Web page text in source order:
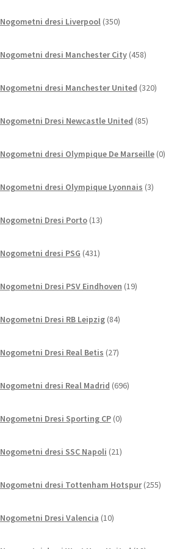
Nogometni dresi Liverpool 350izdelkov
Nogometni dresi Manchester City 458izdelkov
Nogometni dresi Manchester United 320izdelkov
Nogometni Dresi Newcastle United 85izdelkov
Nogometni dresi Olympique De Marseille 0
Nogometni dresi Olympique Lyonnais 3izdelki
Nogometni Dresi Porto 13izdelkov
Nogometni dresi PSG 431izdelkov
Nogometni Dresi PSV Eindhoven 19izdelkov
Nogometni Dresi RB Leipzig 84izdelkov
Nogometni Dresi Real Betis 27izdelkov
Nogometni dresi Real Madrid 696izdelkov
Nogometni Dresi Sporting CP 0izdelkov
Nogometni dresi SSC Napoli 21izdelkov
Nogometni dresi Tottenham Hotspur 255
Nogometni Dresi Valencia 10izdelkov